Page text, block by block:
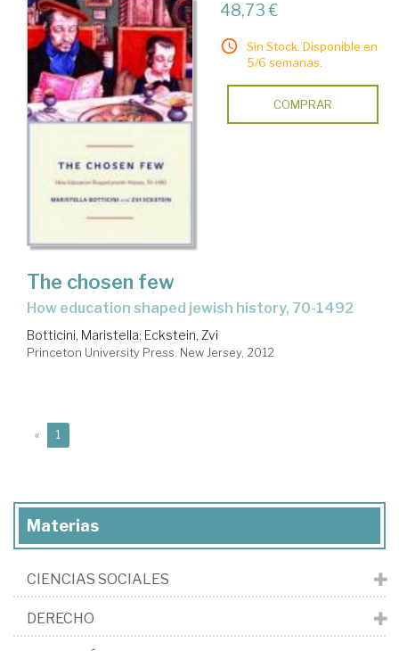
48,73 €
Sin Stock. Disponible en
5/6 semanas.
COMPRAR
The chosen few
how education shaped jewish history, 70-1492
Botticini, Maristella; Eckstein, Zvi
Princeton University Press. New Jersey, 2012
« 1
Materias
CIENCIAS SOCIALES
DERECHO